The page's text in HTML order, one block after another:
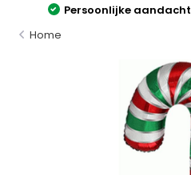
Persoonlijke aandacht
Home